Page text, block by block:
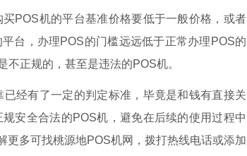
POS机的平台基准价格要低于一般价格，或者
台，办理POS的门槛远远低于正常办理POS的
正规的，甚至是违法的POS机。
经有了一定的判定标准，毕竟是和钱有直接关
安全合法的POS机，避免在后续的使用过程中
多可找桃源地POS机网，拨打热线电话或添加